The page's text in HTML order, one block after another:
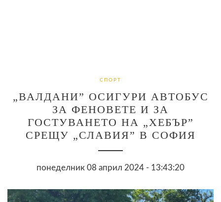
СПОРТ
„ВАЛДАНИ” ОСИГУРИ АВТОБУС
ЗА ФЕНОВЕТЕ И ЗА
ГОСТУВАНЕТО НА „ХЕБЪР”
СРЕЩУ „СЛАВИЯ” В СОФИЯ
понеделник 08 април 2024 - 13:43:20